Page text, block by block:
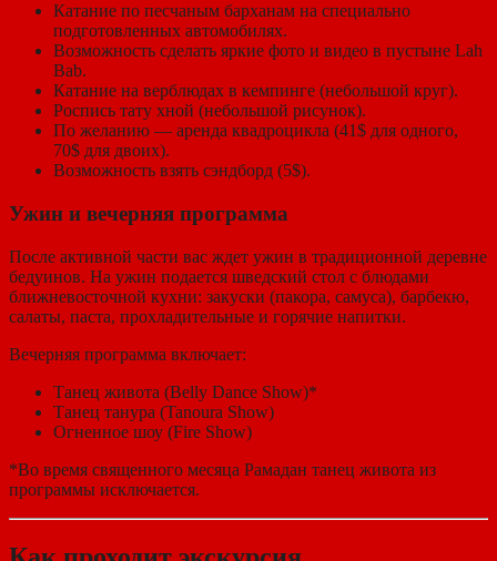
Катание по песчаным барханам на специально
подготовленных автомобилях.
Возможность сделать яркие фото и видео в пустыне Lah
Bab.
Катание на верблюдах в кемпинге (небольшой круг).
Роспись тату хной (небольшой рисунок).
По желанию — аренда квадроцикла (41$ для одного,
70$ для двоих).
Возможность взять сэндборд (5$).
Ужин и вечерняя программа
После активной части вас ждет ужин в традиционной деревне
бедуинов. На ужин подается шведский стол с блюдами
ближневосточной кухни: закуски (пакора, самуса), барбекю,
салаты, паста, прохладительные и горячие напитки.
Вечерняя программа включает:
Танец живота (Belly Dance Show)*
Танец танура (Tanoura Show)
Огненное шоу (Fire Show)
*Во время священного месяца Рамадан танец живота из
программы исключается.